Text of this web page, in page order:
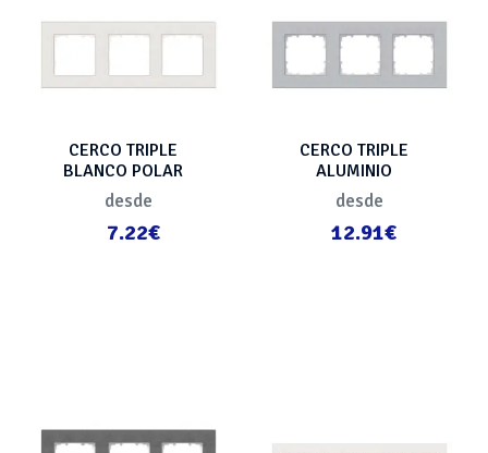
CERCO TRIPLE
BLANCO POLAR
desde
7.22€
CERCO TRIPLE
ALUMINIO
METALIZADO
desde
12.91€